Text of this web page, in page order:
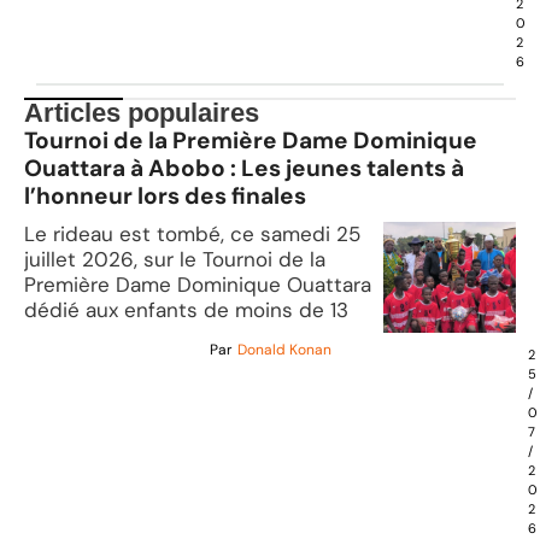
2
0
2
6
Articles populaires
Tournoi de la Première Dame Dominique
Ouattara à Abobo : Les jeunes talents à
l’honneur lors des finales
Le rideau est tombé, ce samedi 25
juillet 2026, sur le Tournoi de la
Première Dame Dominique Ouattara
dédié aux enfants de moins de 13
Par Donald Konan
2
5
/
0
7
/
2
0
2
6